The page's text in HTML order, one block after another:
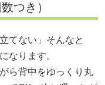
つき）
てない」そんなと
なります。
ら背中をゆっくり丸